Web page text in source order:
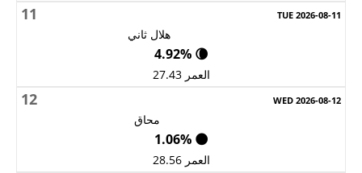
11
هلال ثاني
🌘 4.92%
العمر 27.43
12
محاق
🌑 1.06%
العمر 28.56